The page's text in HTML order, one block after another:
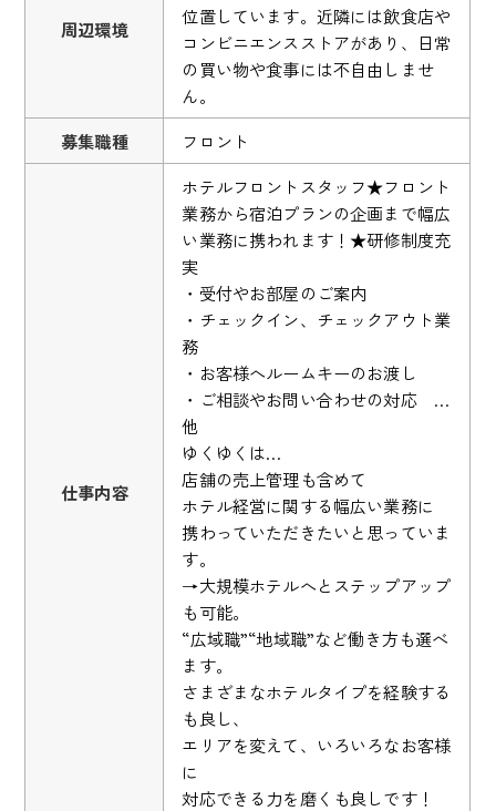
周辺環境
位置しています。近隣には飲食店や
コンビニエンスストアがあり、日常
の買い物や食事には不自由しませ
ん。
募集職種
フロント
仕事内容
ホテルフロントスタッフ★フロント
業務から宿泊プランの企画まで幅広
い業務に携われます！★研修制度充
実
・受付やお部屋のご案内
・チェックイン、チェックアウト業
務
・お客様へルームキーのお渡し
・ご相談やお問い合わせの対応 …
他
ゆくゆくは…
店舗の売上管理も含めて
ホテル経営に関する幅広い業務に
携わっていただきたいと思っていま
す。
→大規模ホテルへとステップアップ
も可能。
“広域職”“地域職”など働き方も選べ
ます。
さまざまなホテルタイプを経験する
も良し、
エリアを変えて、いろいろなお客様
に
対応できる力を磨くも良しです！